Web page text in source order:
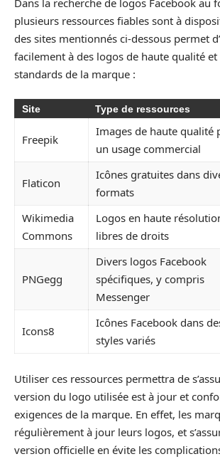
plusieurs ressources fiables sont à
des sites mentionnés ci-dessous permet
facilement à des logos de haute qualité
standards de la marque :
Site Type de ressources
Freepik
Images de haute qualité
un usage commercial
Flaticon
Icônes gratuites dans
formats
Wikimedia
Commons
Logos en haute
libres de droits
PNGegg
Divers logos Facebook
spécifiques, y compris
Messenger
Icons8
Icônes Facebook dans
styles variés
Utiliser ces ressources permettra de
version du logo utilisée est à jour et
exigences de la marque. En effet, les
régulièrement à jour leurs logos, et
version officielle en évite les